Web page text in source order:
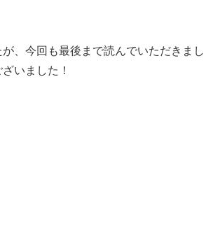
、今回も最後まで読んでいただきまし
いました！